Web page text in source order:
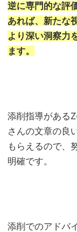
逆に専門的な評
あれば、新たな
より深い洞察力
ます。
添削指導がある
さんの文章の良
もらえるので、
明確です。
添削でのアドバ